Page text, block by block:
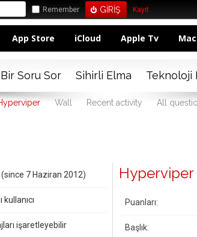
Remember Kayıt
App Store iCloud Apple Tv
Bir Soru Sor Sihirli Elma Teknoloji
Wall Recent activity All
(since 7 Haziran 2012)
kullanıcı
işaretleyebilir
Hyperviper
Puanları:
Başlık: